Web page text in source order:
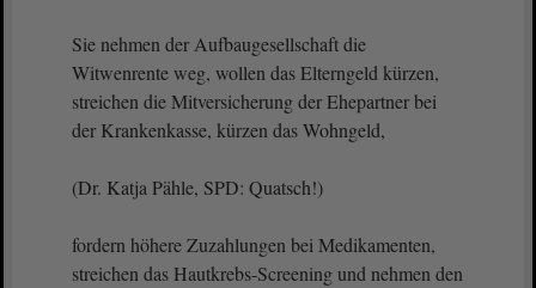
Sie nehmen der Aufbaugesellschaft die
Witwenrente weg, wollen das Elterngeld kürzen,
streichen die Mitversicherung der Ehepartner bei
der Krankenkasse, kürzen das Wohngeld,
(Dr. Katja Pähle, SPD: Quatsch!)
fordern höhere Zuzahlungen bei Medikamenten,
streichen das Hautkrebs-Screening und nehmen den